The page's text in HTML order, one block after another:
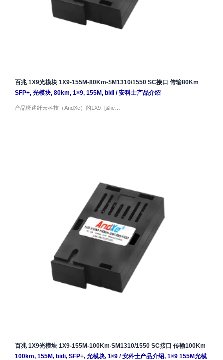
百兆 1X9光模块 1X9-155M-80Km-SM1310/1550 SC接口 传输80Km
SFP+, 光模块, 80km, 1×9, 155M, bidi/安科士产品介绍
产品概述纤云科技（AndXe）的1X9- [&he…
百兆 1X9光模块 1X9-155M-100Km-SM1310/1550 SC接口 传输100Km
100km, 155M, bidi, SFP+, 光模块, 1×9/安科士产品介绍, 1×9 155M光模